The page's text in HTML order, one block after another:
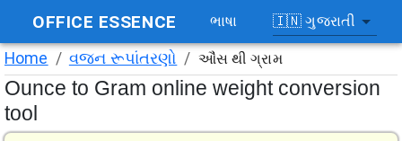
OFFICE ESSENCE ભાષા 🇮🇳 ગુજરાતી
Home / વજન રૂપાંતરણો / ઔંસ થી ગ્રામ
Ounce to Gram online weight conversion
tool